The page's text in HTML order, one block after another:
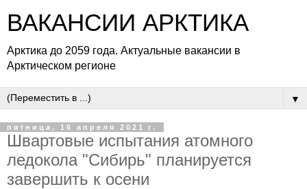
ВАКАНСИИ АРКТИКА
Арктика до 2059 года. Актуальные вакансии в
Арктическом регионе
▼
пятница, 16 апреля 2021 г.
Швартовые испытания атомного
ледокола "Сибирь" планируется
завершить к осени